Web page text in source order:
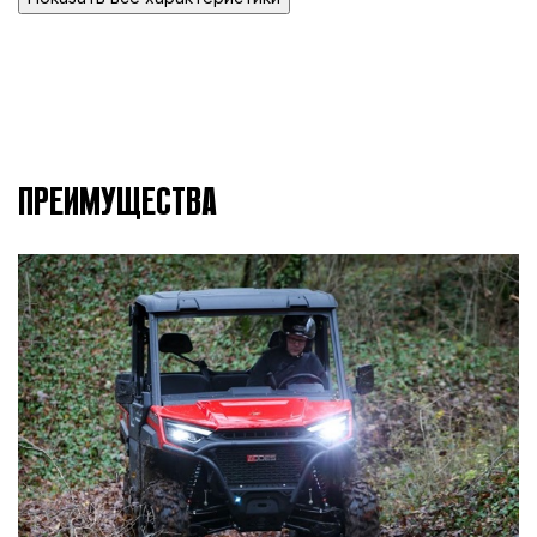
КЛИРЕНС 305 мм
КОЛЕСНАЯ БАЗА 2921 мм
ТРАНСМИССИЯ
Вариатор CVTech, L/H/N/R/P.
Режимы езды 2WD / 4WD AUTO
LOCK
ПРЕИМУЩЕСТВА